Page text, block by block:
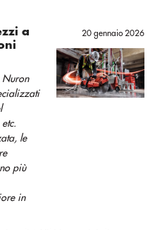
a
Nuron
le
più
in
20 gennaio 2026